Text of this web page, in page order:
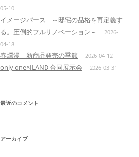
05-10
イメージパース ～邸宅の品格を再定義す
る。圧倒的フルリノベーション～
2026-
04-18
春爛漫 新商品発売の季節 2026-04-12
only one×ILAND 合同展示会 2026-03-31
最近のコメント
アーカイブ